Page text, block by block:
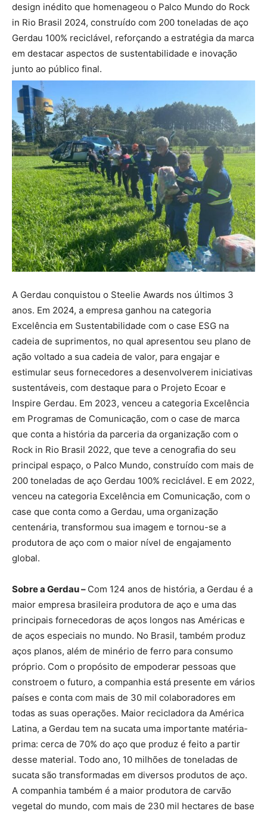
design inédito que homenageou o Palco Mundo do Rock
in Rio Brasil 2024, construído com 200 toneladas de aço
Gerdau 100% reciclável, reforçando a estratégia da marca
em destacar aspectos de sustentabilidade e inovação
junto ao público final.
A Gerdau conquistou o Steelie Awards nos últimos 3
anos. Em 2024, a empresa ganhou na categoria
Excelência em Sustentabilidade com o case ESG na
cadeia de suprimentos, no qual apresentou seu plano de
ação voltado a sua cadeia de valor, para engajar e
estimular seus fornecedores a desenvolverem iniciativas
sustentáveis, com destaque para o Projeto Ecoar e
Inspire Gerdau. Em 2023, venceu a categoria Excelência
em Programas de Comunicação, com o case de marca
que conta a história da parceria da organização com o
Rock in Rio Brasil 2022, que teve a cenografia do seu
principal espaço, o Palco Mundo, construído com mais de
200 toneladas de aço Gerdau 100% reciclável. E em 2022,
venceu na categoria Excelência em Comunicação, com o
case que conta como a Gerdau, uma organização
centenária, transformou sua imagem e tornou-se a
produtora de aço com o maior nível de engajamento
global.
Sobre a Gerdau – Com 124 anos de história, a Gerdau é a
maior empresa brasileira produtora de aço e uma das
principais fornecedoras de aços longos nas Américas e
de aços especiais no mundo. No Brasil, também produz
aços planos, além de minério de ferro para consumo
próprio. Com o propósito de empoderar pessoas que
constroem o futuro, a companhia está presente em vários
países e conta com mais de 30 mil colaboradores em
todas as suas operações. Maior recicladora da América
Latina, a Gerdau tem na sucata uma importante matéria-
prima: cerca de 70% do aço que produz é feito a partir
desse material. Todo ano, 10 milhões de toneladas de
sucata são transformadas em diversos produtos de aço.
A companhia também é a maior produtora de carvão
vegetal do mundo, com mais de 230 mil hectares de base